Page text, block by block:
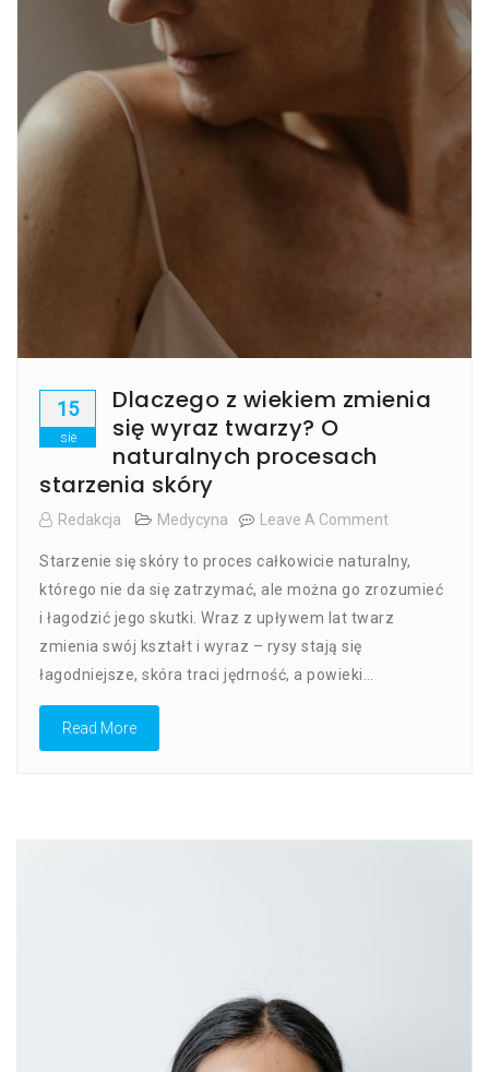
15
sie
Dlaczego z wiekiem zmienia
się wyraz twarzy? O
naturalnych procesach
starzenia skóry
Redakcja Medycyna Leave A Comment
Z
Wiekiem
Się
Starzenie się skóry to proces całkowicie naturalny,
którego nie da się zatrzymać, ale można go zrozumieć
i łagodzić jego skutki. Wraz z upływem lat twarz
zmienia swój kształt i wyraz – rysy stają się
łagodniejsze, skóra traci jędrność, a powieki…
Read More